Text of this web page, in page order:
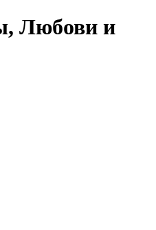
Любови и